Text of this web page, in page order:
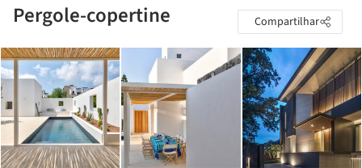
Pergole-copertine Compartilhar